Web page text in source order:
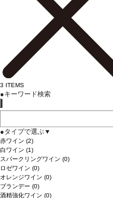
3 ITEMS
●キーワード検索
●タイプで選ぶ▼
赤ワイン (2)
白ワイン (1)
スパークリングワイン (0)
ロゼワイン (0)
オレンジワイン (0)
ブランデー (0)
酒精強化ワイン (0)